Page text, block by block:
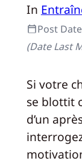
In
Post
(Date Last
Si votre
se blottit
d’un